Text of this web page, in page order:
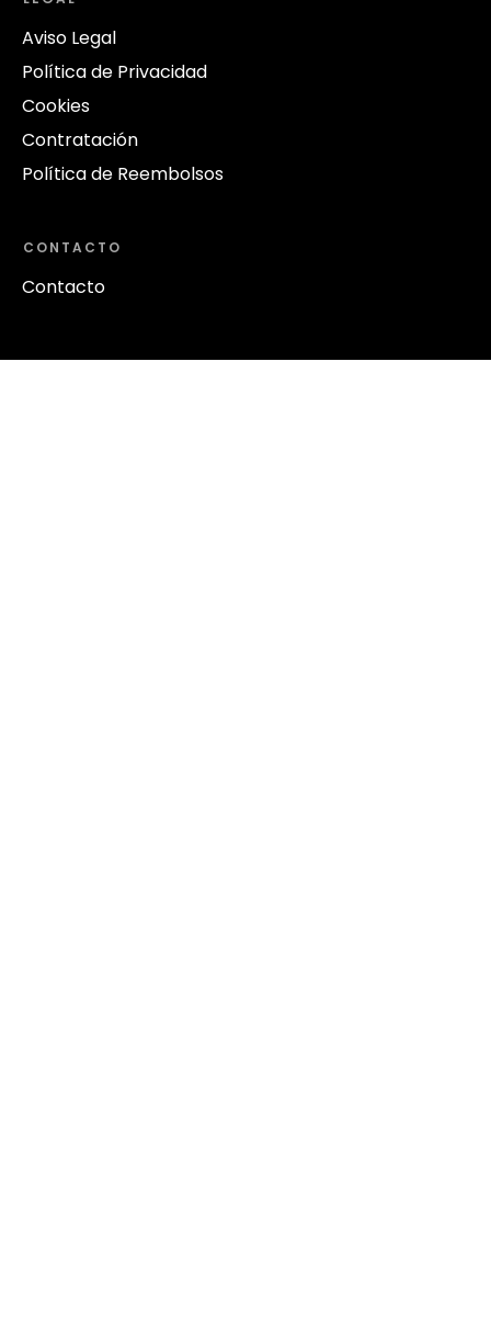
Aviso Legal
Política de Privacidad
Cookies
Contratación
Política de Reembolsos
CONTACTO
Contacto